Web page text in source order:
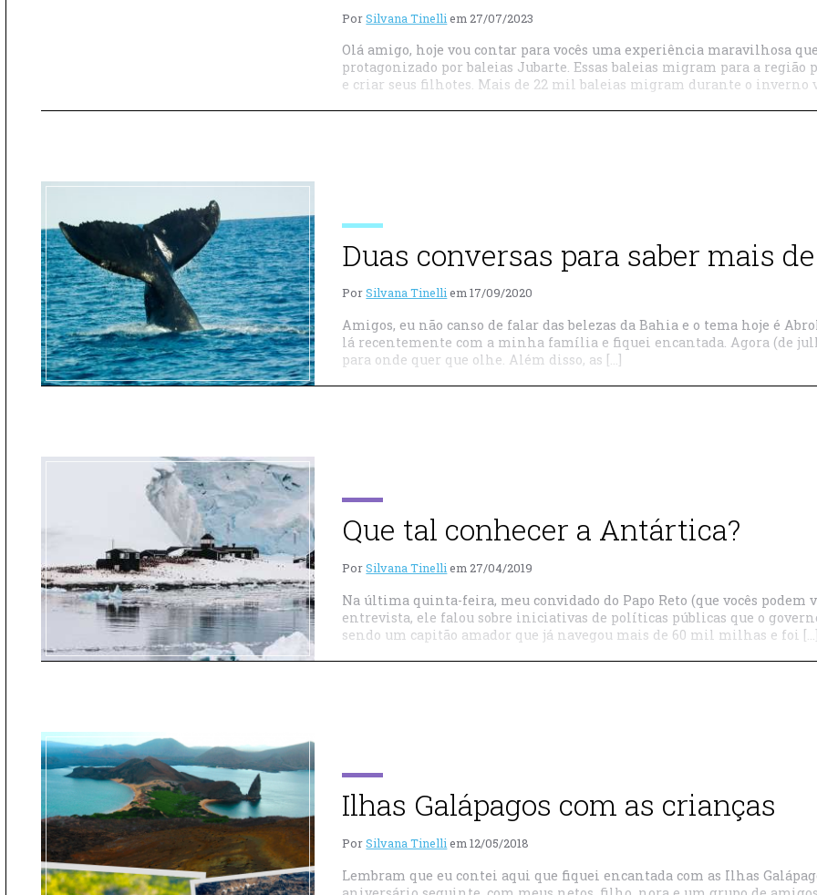
PorSilvana Tinelli em 27/07/2023
Olá amigo, hoje vou contar para vocês uma experiência maravilhosa
protagonizado por baleias Jubarte. Essas baleias migram para a
e criar seus filhotes. Mais de 22 mil baleias migram durante o inverno
Duas conversas para saber mais
PorSilvana Tinelli em 17/09/2020
Amigos, eu não canso de falar das belezas da Bahia e o tema hoje é
lá recentemente com a minha família e fiquei encantada. Agora (de
para onde quer que olhe. Além disso, as […]
Que tal conhecer a Antártica?
PorSilvana Tinelli em 27/04/2019
Na última quinta-feira, meu convidado do Papo Reto (que vocês
entrevista, ele falou sobre iniciativas de políticas públicas que o
sendo um capitão amador que já navegou mais de 60 mil milhas e foi […]
Ilhas Galápagos com as crianças
PorSilvana Tinelli em 12/05/2018
Lembram que eu contei aqui que fiquei encantada com as Ilhas